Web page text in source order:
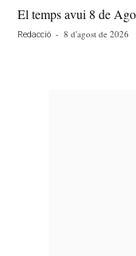
El temps avui 8 de
Redacció - 8 d'agost de 2026